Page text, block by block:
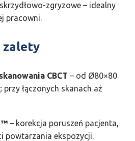
zgryzowe – idealny
pracowni.
zalety
CBCT – od Ø80×80
łączonych skanach aż
– korekcja poruszeń pacjenta,
powtarzania ekspozycji.